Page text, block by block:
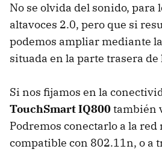
No se olvida del sonido, para
altavoces 2.0, pero que si
podemos ampliar mediante
situada en la parte trasera de
Si nos fijamos en la
TouchSmart IQ800también
Podremos conectarlo a la
compatible con 802.11n, o a